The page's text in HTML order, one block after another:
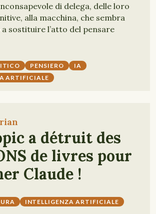
di delega, delle loro
alla macchina, che sembra
sostituire l’atto del pensare
PENSIERO
IA
ARTIFICIALE
a détruit des
de livres pour
Claude !
INTELLIGENZA ARTIFICIALE